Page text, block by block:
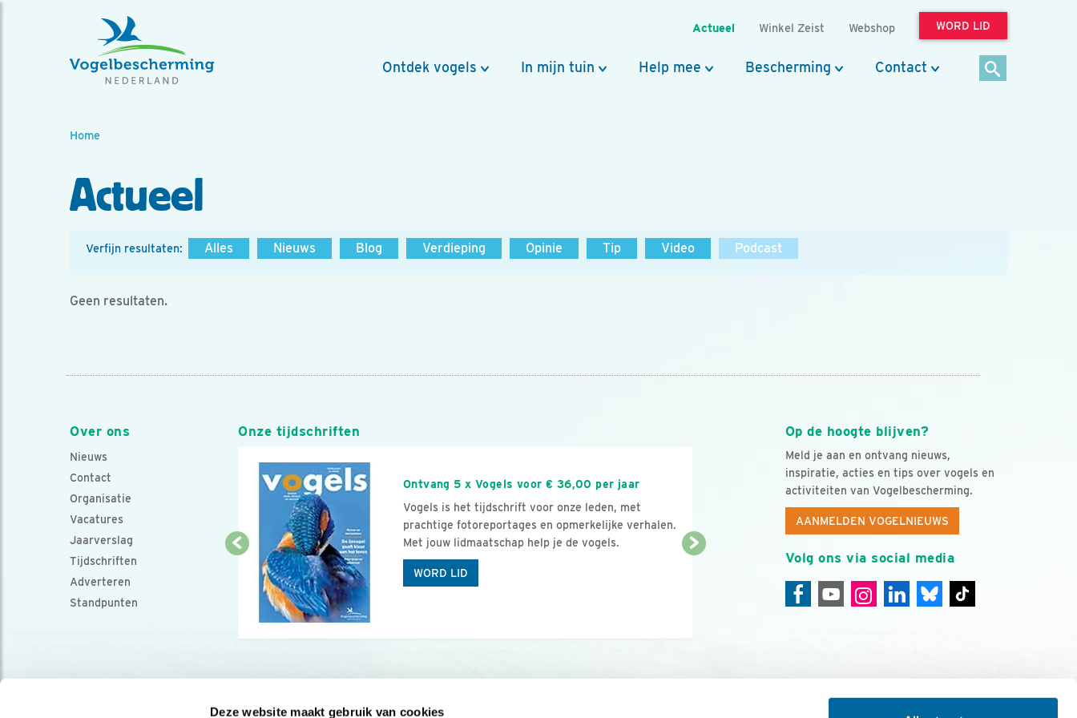
Deze website maakt gebruik van cookies
Actueel Winkel Zeist Webshop WORD LID
Ontdek vogels In mijn tuin Help mee Bescherming Contact
Home
Actueel
Verfijn resultaten: Alles Nieuws Blog Verdieping Opinie Tip Video Podcast
Geen resultaten.
Over ons
Nieuws
Contact
Organisatie
Vacatures
Jaarverslag
Tijdschriften
Adverteren
Standpunten
Op de hoogte blijven?
Meld je aan en ontvang nieuws,
inspiratie, acties en tips over vogels en
activiteiten van Vogelbescherming.
AANMELDEN VOGELNIEUWS
Volg ons via social media
Onze tijdschriften
Ontvang 5 x Vogels voor € 36,00 per jaar
Vogels is het tijdschrift voor onze leden, met
prachtige fotoreportages en opmerkelijke verhalen.
Met jouw lidmaatschap help je de vogels.
WORD LID